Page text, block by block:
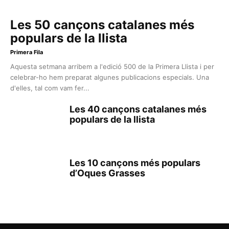
Les 50 cançons catalanes més
populars de la llista
Primera Fila
Aquesta setmana arribem a l'edició 500 de la Primera Llista i per
celebrar-ho hem preparat algunes publicacions especials. Una
d'elles, tal com vam fer...
Les 40 cançons catalanes més
populars de la llista
Les 10 cançons més populars
d’Oques Grasses